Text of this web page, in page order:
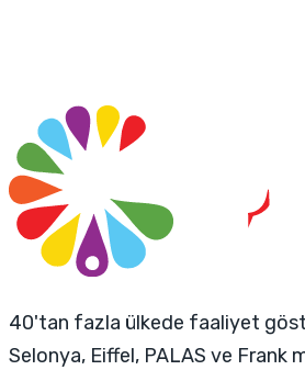
40'tan fazla ülkede faaliyet
Selonya, Eiffel, PALAS ve Frank